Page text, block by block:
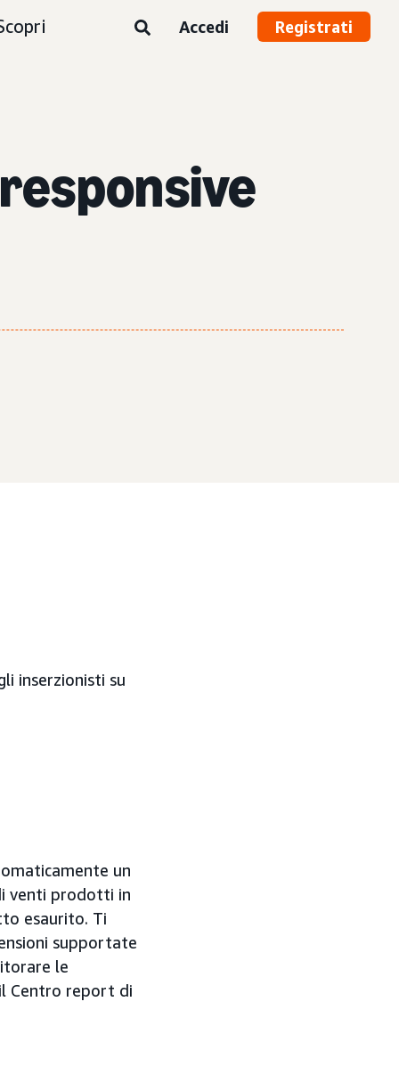
Accedi Registrati
inserzionisti su
un
venti prodotti in
esaurito. Ti
supportate
le
Centro report di